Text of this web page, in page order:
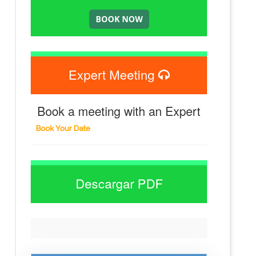
Expert Meeting
Book a meeting with an Expert
Book Your Date
Descargar PDF